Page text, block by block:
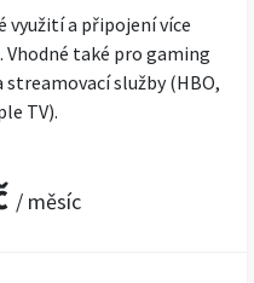
a připojení více
Vhodné také pro gaming
streamovací služby (HBO,
TV).
/ měsíc